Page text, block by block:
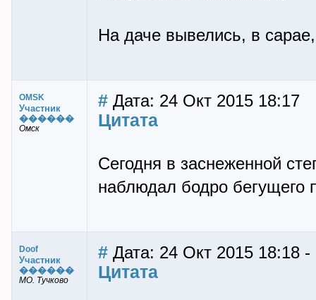
На даче вывелись, в
OMSK
Участник
������
Омск
# Дата: 24 Окт 2015 18:17
Цитата
Сегодня в заснеженной
наблюдал бодро бегущего
Doof
Участник
������
МО. Тучково
# Дата: 24 Окт 2015 18:18
Цитата